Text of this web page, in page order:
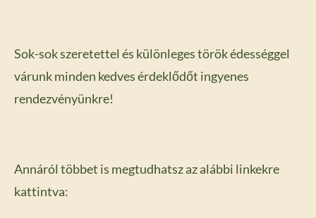
Sok-sok szeretettel és különleges török édességgel
várunk minden kedves érdeklődőt ingyenes
rendezvényünkre!
Annáról többet is megtudhatsz az alábbi linkekre
kattintva: